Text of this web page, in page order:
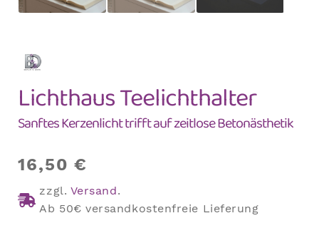
Lichthaus Teelichthalter
Sanftes Kerzenlicht trifft auf zeitlose Betonästhetik
16,50€
zzgl. Versand.
Ab 50€ versandkostenfreie Lieferung